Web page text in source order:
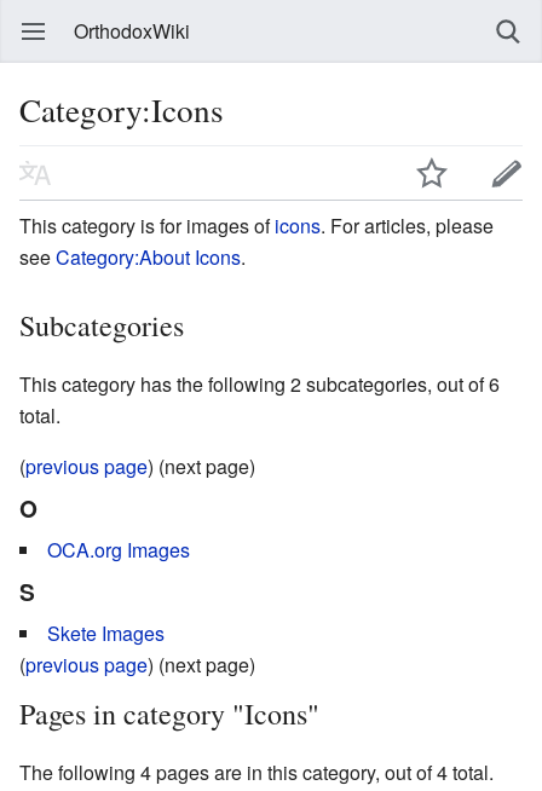
OrthodoxWiki
Category:Icons
This category is for images oficons. For articles, please
seeCategory:About Icons.
Subcategories
This category has the following 2 subcategories, out of 6
total.
(previous page) (next page)
O
OCA.org Images
S
Skete Images
(previous page) (next page)
Pages in category "Icons"
The following 4 pages are in this category, out of 4 total.